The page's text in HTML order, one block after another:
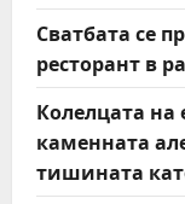
Сватбата се
ресторант в
Колелцата на
каменната
тишината